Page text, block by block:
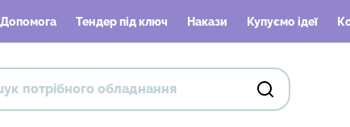
Допомога Тендер під ключ Накази Купуємо ідеї